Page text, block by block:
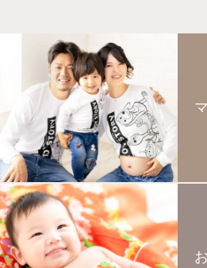
武蔵浦和駅近く開催！！『Happy
加します！
2023.09.04
浦和
【浦和店限定】ベビーマッサージ
2023.09.03
川越
キラリ川越店 振袖展示会場変更の